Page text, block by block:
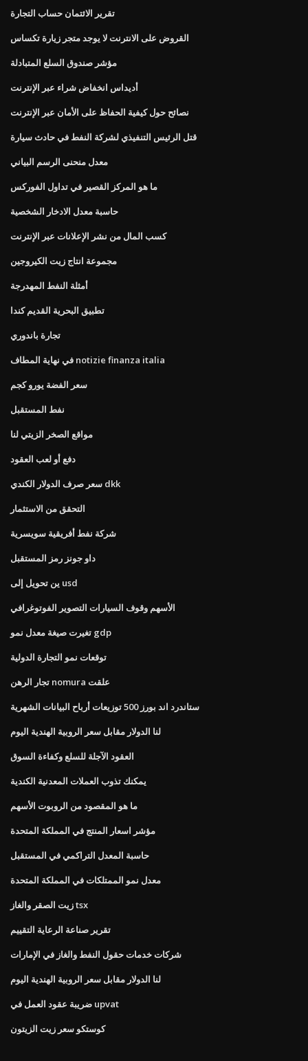
تقرير الائتمان حساب التجارة
القروض على الانترنت لا يوجد متجر زيارة تكساس
مؤشر صندوق السلع المتبادلة
أديداس انخفاض شراء عبر الإنترنت
نصائح حول كيفية الحفاظ على الأمان عبر الإنترنت
قتل الرئيس التنفيذي لشركة النفط في حادث سيارة
معدل منحنى الرسم البياني
ما هو المركز القصير في تداول الفوركس
حاسبة معدل الادخار الشخصية
كسب المال من نشر الإعلانات عبر الإنترنت
مجموعة انتاج زيت الكيروجين
أمثلة النفط المهدرجة
تطبيق البحرية القديم كندا
تجارة باندوري
في نهاية المطاف notizie finanza italia
سعر الفضة يورو كجم
نفط المستقبل
مواقع الصخر الزيتي لنا
دفع أو لعب العقود
سعر صرف الدولار الكندي dkk
التحقق من الاستثمار
شركة نفط أفريقية سويسرية
داو جونز رمز المستقبل
ين تحويل إلى usd
الأسهم وقوف السيارات التصوير الفوتوغرافي
تغيرت صيغة معدل نمو gdp
توقعات نمو التجارة الدولية
تجار الرهن nomura علقت
ستاندرد اند بورز 500 توزيعات أرباح البيانات الشهرية
لنا الدولار مقابل سعر الروبية الهندية اليوم
العقود الآجلة للسلع وكفاءة السوق
يمكنك تذوب العملات المعدنية الكندية
ما هو المقصود من الروبوت الأسهم
مؤشر اسعار المنتج في المملكة المتحدة
حاسبة المعدل التراكمي في المستقبل
معدل نمو الممتلكات في المملكة المتحدة
زيت الصقر والغاز tsx
تقرير صناعة الرعاية التقييم
شركات خدمات حقول النفط والغاز في الإمارات
لنا الدولار مقابل سعر الروبية الهندية اليوم
ضريبة عقود العمل في upvat
كوستكو سعر زيت الزيتون